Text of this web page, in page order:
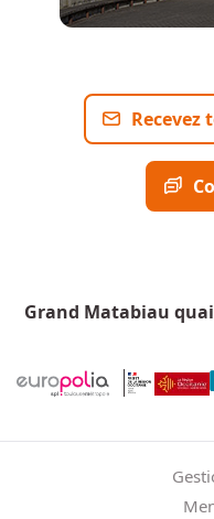
Recevez
Grand Matabiau